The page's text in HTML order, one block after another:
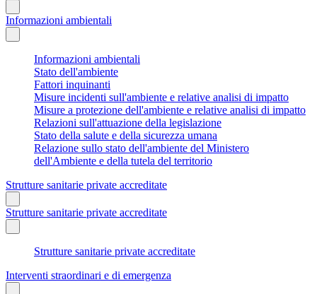
Informazioni ambientali
Informazioni ambientali
Stato dell'ambiente
Fattori inquinanti
Misure incidenti sull'ambiente e relative analisi di impatto
Misure a protezione dell'ambiente e relative analisi di impatto
Relazioni sull'attuazione della legislazione
Stato della salute e della sicurezza umana
Relazione sullo stato dell'ambiente del Ministero
dell'Ambiente e della tutela del territorio
Strutture sanitarie private accreditate
Strutture sanitarie private accreditate
Strutture sanitarie private accreditate
Interventi straordinari e di emergenza